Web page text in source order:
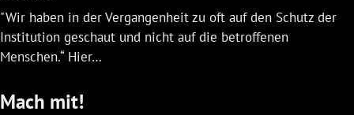
"Wir haben in der Vergangenheit zu oft auf den Schutz der
Institution geschaut und nicht auf die betroffenen
Menschen.“ Hier…
Mach mit!